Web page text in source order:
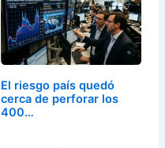
El riesgo país quedó
cerca de perforar los
400…